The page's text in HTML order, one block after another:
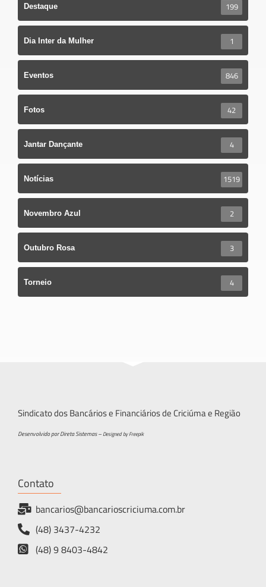
Destaque 199
Dia Inter da Mulher 1
Eventos 846
Fotos 42
Jantar Dançante 4
Notícias 1519
Novembro Azul 2
Outubro Rosa 3
Torneio 4
Sindicato dos Bancários e Financiários de Criciúma e Região
Desenvolvido por Direta Sistemas –Designed by Freepik
Contato
bancarios@bancarioscriciuma.com.br
(48) 3437-4232
(48) 9 8403-4842